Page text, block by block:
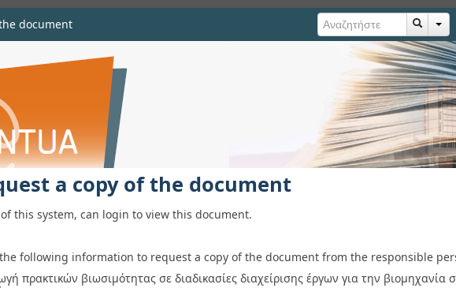
document
document
a copy of the document
this system, can login to view this document.
following information to request a copy of the document from the responsible
πρακτικών βιωσιμότητας σε διαδικασίες διαχείρισης έργων για την βιομηχανία